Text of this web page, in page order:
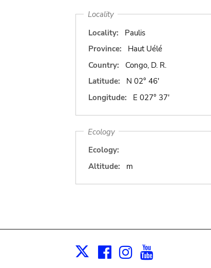
Locality
Locality:
Paulis
Province:
Haut Uélé
Country:
Congo, D. R.
Latitude:
N 02° 46'
Longitude:
E 027° 37'
Ecology
Ecology:
Altitude:
m
X Facebook
Instagram